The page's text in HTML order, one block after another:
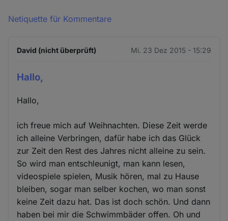
Netiquette für Kommentare
David (nicht überprüft) Mi. 23 Dez 2015 - 15:29
Hallo,
Hallo,
ich freue mich auf Weihnachten. Diese Zeit werde
ich alleine Verbringen, dafür habe ich das Glück
zur Zeit den Rest des Jahres nicht alleine zu sein.
So wird man entschleunigt, man kann lesen,
videospiele spielen, Musik hören, mal zu Hause
bleiben, sogar man selber kochen, wo man sonst
keine Zeit dazu hat. Das ist doch schön. Und dann
haben bei mir die Schwimmbäder offen. Oh und